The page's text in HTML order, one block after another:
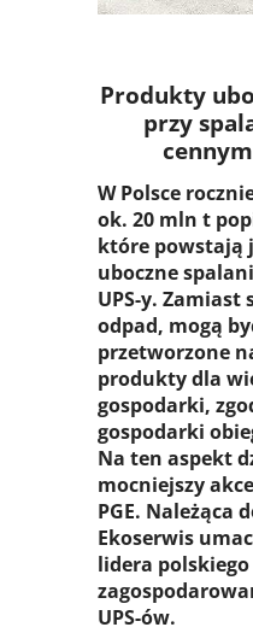
Produkty
przy
W Polsce
ok. 20 mln t
które powstają
uboczne
UPS-y. Zamiast
odpad, mogą
przetworzone
produkty dla
gospodarki,
gospodarki
Na ten aspekt
mocniejszy
PGE. Należąca
Ekoserwis
lidera
UPS-ów.